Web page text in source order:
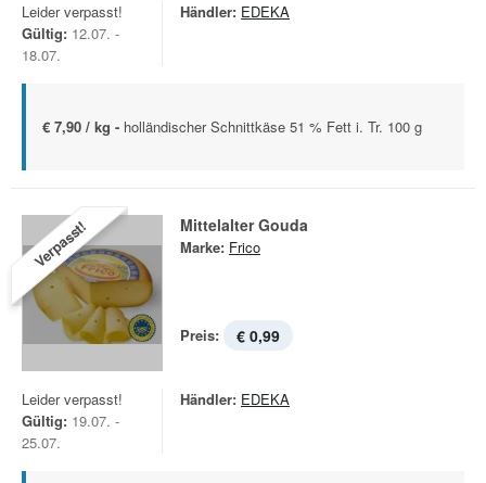
Leider verpasst!
Gültig: 12.07. -
18.07.
Händler: EDEKA
€ 7,90 / kg - holländischer Schnittkäse 51 % Fett i. Tr. 100 g
Verpasst! Mittelalter Gouda
Marke: Frico
Preis: € 0,99
Leider verpasst!
Gültig: 19.07. -
25.07.
Händler: EDEKA